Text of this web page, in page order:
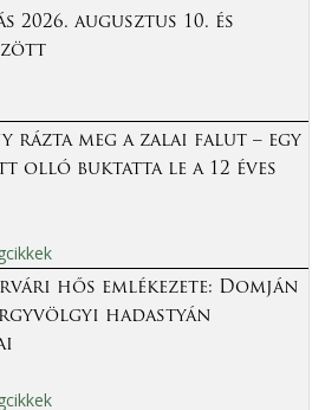
2026. augusztus 10. és
rázta meg a zalai falut – egy
olló buktatta le a 12 éves
hős emlékezete: Domján
hadastyán